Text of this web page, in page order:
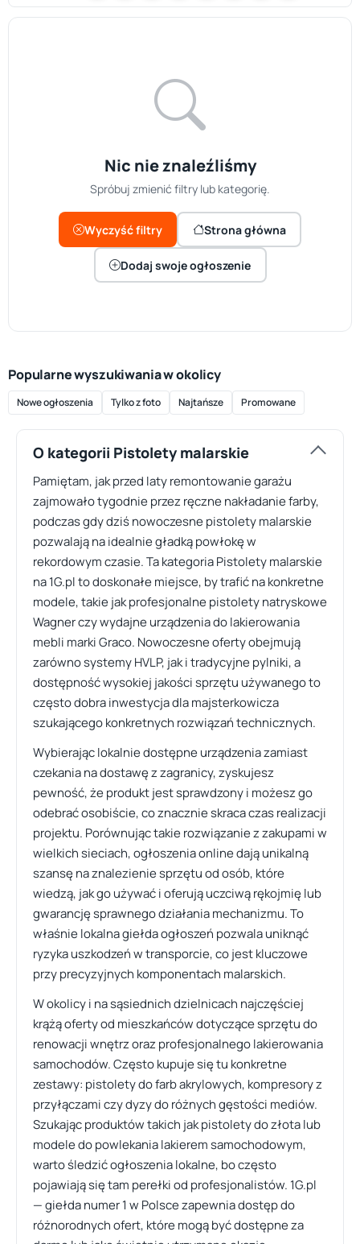
Nic nie znaleźliśmy
Spróbuj zmienić filtry lub kategorię.
Wyczyść filtry Strona główna
Dodaj swoje ogłoszenie
Popularne wyszukiwania w okolicy
Nowe ogłoszenia Tylko z foto Najtańsze Promowane
O kategorii Pistolety malarskie
Pamiętam, jak przed laty remontowanie garażu
zajmowało tygodnie przez ręczne nakładanie farby,
podczas gdy dziś nowoczesne pistolety malarskie
pozwalają na idealnie gładką powłokę w
rekordowym czasie. Ta kategoria Pistolety malarskie
na 1G.pl to doskonałe miejsce, by trafić na konkretne
modele, takie jak profesjonalne pistolety natryskowe
Wagner czy wydajne urządzenia do lakierowania
mebli marki Graco. Nowoczesne oferty obejmują
zarówno systemy HVLP, jak i tradycyjne pylniki, a
dostępność wysokiej jakości sprzętu używanego to
często dobra inwestycja dla majsterkowicza
szukającego konkretnych rozwiązań technicznych.
Wybierając lokalnie dostępne urządzenia zamiast
czekania na dostawę z zagranicy, zyskujesz
pewność, że produkt jest sprawdzony i możesz go
odebrać osobiście, co znacznie skraca czas realizacji
projektu. Porównując takie rozwiązanie z zakupami w
wielkich sieciach, ogłoszenia online dają unikalną
szansę na znalezienie sprzętu od osób, które
wiedzą, jak go używać i oferują uczciwą rękojmię lub
gwarancję sprawnego działania mechanizmu. To
właśnie lokalna giełda ogłoszeń pozwala uniknąć
ryzyka uszkodzeń w transporcie, co jest kluczowe
przy precyzyjnych komponentach malarskich.
W okolicy i na sąsiednich dzielnicach najczęściej
krążą oferty od mieszkańców dotyczące sprzętu do
renowacji wnętrz oraz profesjonalnego lakierowania
samochodów. Często kupuje się tu konkretne
zestawy: pistolety do farb akrylowych, kompresory z
przyłączami czy dyzy do różnych gęstości mediów.
Szukając produktów takich jak pistolety do złota lub
modele do powlekania lakierem samochodowym,
warto śledzić ogłoszenia lokalne, bo często
pojawiają się tam perełki od profesjonalistów. 1G.pl
— giełda numer 1 w Polsce zapewnia dostęp do
różnorodnych ofert, które mogą być dostępne za